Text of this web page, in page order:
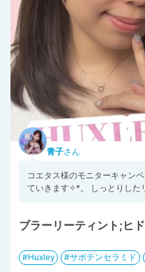
青子さん
コエタス様のモニターキャン
ていきます✧︎*。 しっとりした
ブラーリーティント;ヒ
Huxley サボテンセラミド